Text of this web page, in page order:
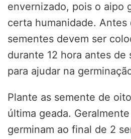
envernizado, pois o aipo
certa humanidade. Antes
sementes devem ser
durante 12 hora antes de
para ajudar na
Plante as semente de
última geada.
germinam ao final de 2